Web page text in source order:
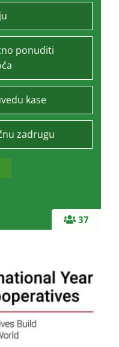
37
ponuditi
kase
zadrugu